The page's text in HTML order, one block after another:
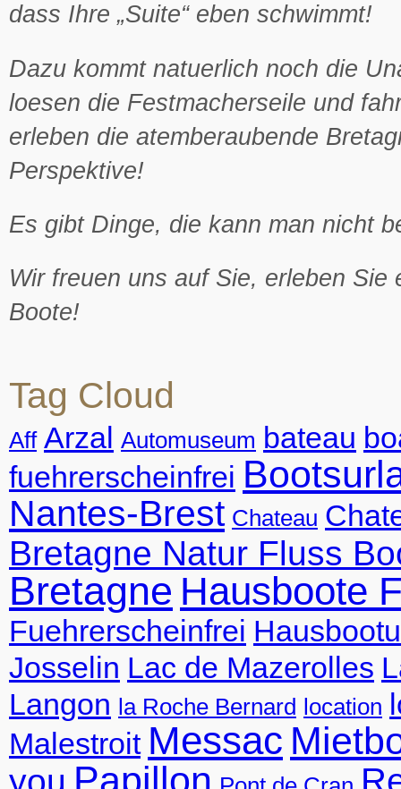
dass Ihre „Suite“ eben schwimmt!
Dazu kommt natuerlich noch die
loesen die Festmacherseile und
erleben die atemberaubende
Perspektive!
Es gibt Dinge, die kann man nicht
Wir freuen uns auf Sie, erleben
Boote!
Tag Cloud
Aff Arzal Automuseum bateau
fuehrerscheinfrei
Nantes-Brest Chateau
Bretagne Natur Fluss
Bretagne Hausboote
Fuehrerscheinfrei
Josselin Lac de Mazerolles
Langon
la Roche Bernard location
Malestroit Messac
Papillon